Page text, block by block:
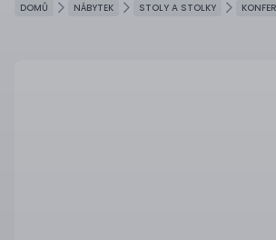
DOMŮ NÁBYTEK STOLY A STOLKY